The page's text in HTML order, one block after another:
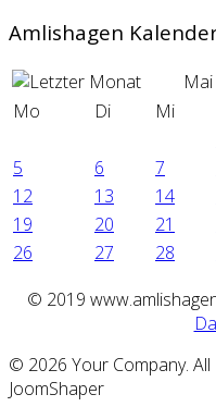
Amlishagen
Mo
Di Mi
5
6 7
12
13 14
19
20 21
26
27 28
© 2019
© 2026 Your Company.
JoomShaper